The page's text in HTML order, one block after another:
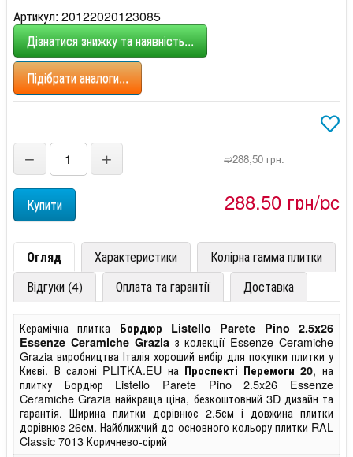
Артикул: 20122020123085
Дізнатися знижку та наявність...
Підібрати аналоги...
− + ➫288,50 грн.
288,50 грн/pc
Огляд Характеристики
Колірна гамма плитки
Відгуки (4)
Оплата та гарантії Доставка
Керамічна плитка Бордюр Listello Parete Pino 2.5x26
Essenze Ceramiche Grazia з колекції Essenze Ceramiche
Grazia виробництва Італія хороший вибір для покупки плитки у
Києві. В салоні PLITKA.EU на Проспекті Перемоги 20, на
плитку Бордюр Listello Parete Pino 2.5x26 Essenze
Ceramiche Grazia найкраща ціна, безкоштовний 3D дизайн та
гарантія. Ширина плитки дорівнює 2.5см і довжина плитки
дорівнює 26см. Найближчий до основного кольору плитки RAL
Classic 7013 Коричнево-сірий